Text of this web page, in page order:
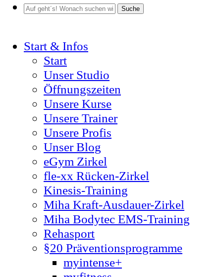
Suche
Start & Infos
Start
Unser Studio
Öffnungszeiten
Unsere Kurse
Unsere Trainer
Unsere Profis
Unser Blog
eGym Zirkel
fle-xx Rücken-Zirkel
Kinesis-Training
Miha Kraft-Ausdauer-Zirkel
Miha Bodytec EMS-Training
Rehasport
§20 Präventionsprogramme
myintense+